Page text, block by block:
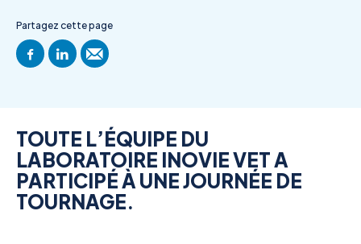
Partagez cette page
TOUTE L’ÉQUIPE DU
LABORATOIRE INOVIE VET A
PARTICIPÉ À UNE JOURNÉE DE
TOURNAGE.